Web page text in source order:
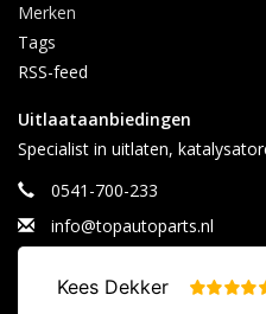
Merken
Tags
RSS-feed
Uitlaataanbiedingen
Specialist in uitlaten,
0541-700-233
info@topautoparts.nl